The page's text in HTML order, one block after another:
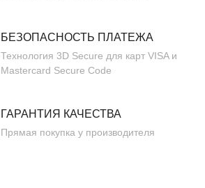
БЕЗОПАСНОСТЬ ПЛАТЕЖА
Технология 3D Secure для карт VISA и
Mastercard Secure Code
ГАРАНТИЯ КАЧЕСТВА
Прямая покупка у производителя